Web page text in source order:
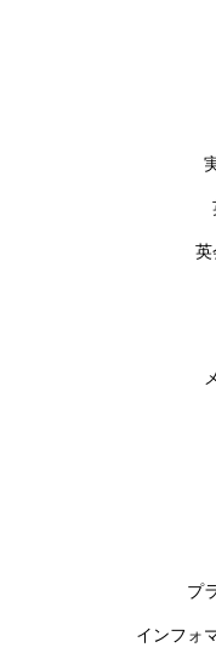
英
プ
インフォ